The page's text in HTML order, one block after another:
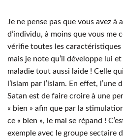
Je ne pense pas que vous avez à
d’individu, à moins que vous me
vérifie toutes les
mais je note qu’il développe lui
maladie tout aussi laide ! Celle
l’islam par l’islam. En effet, l’une
Satan est de faire croire à une
« bien » afin que par la
ce « bien », le mal se répand !
exemple avec le groupe sectaire